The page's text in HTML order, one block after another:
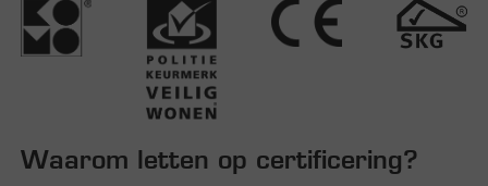
Waarom letten op certificering?